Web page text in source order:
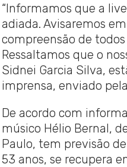
“Informamos que a
adiada. Avisaremos
compreensão de
Ressaltamos que o
Sidnei Garcia Silva,
imprensa, enviado
De acordo com
músico Hélio Bernal,
Paulo, tem previsão
53 anos, se recupera